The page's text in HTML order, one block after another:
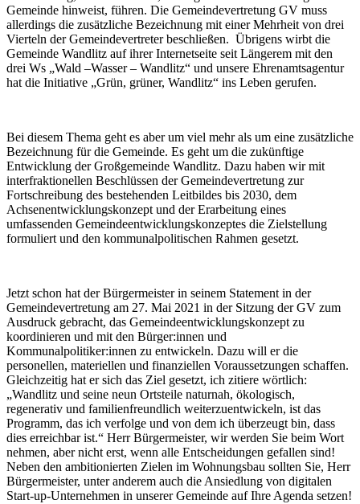
Gemeinde hinweist, führen. Die Gemeindevertretung GV muss
allerdings die zusätzliche Bezeichnung mit einer Mehrheit von drei
Vierteln der Gemeindevertreter beschließen. Übrigens wirbt die
Gemeinde Wandlitz auf ihrer Internetseite seit Längerem mit den
drei Ws „Wald –Wasser – Wandlitz“ und unsere Ehrenamtsagentur
hat die Initiative „Grün, grüner, Wandlitz“ ins Leben gerufen.
Bei diesem Thema geht es aber um viel mehr als um eine zusätzliche
Bezeichnung für die Gemeinde. Es geht um die zukünftige
Entwicklung der Großgemeinde Wandlitz. Dazu haben wir mit
interfraktionellen Beschlüssen der Gemeindevertretung zur
Fortschreibung des bestehenden Leitbildes bis 2030, dem
Achsenentwicklungskonzept und der Erarbeitung eines
umfassenden Gemeindeentwicklungskonzeptes die Zielstellung
formuliert und den kommunalpolitischen Rahmen gesetzt.
Jetzt schon hat der Bürgermeister in seinem Statement in der
Gemeindevertretung am 27. Mai 2021 in der Sitzung der GV zum
Ausdruck gebracht, das Gemeindeentwicklungskonzept zu
koordinieren und mit den Bürger:innen und
Kommunalpolitiker:innen zu entwickeln. Dazu will er die
personellen, materiellen und finanziellen Voraussetzungen schaffen.
Gleichzeitig hat er sich das Ziel gesetzt, ich zitiere wörtlich:
„Wandlitz und seine neun Ortsteile naturnah, ökologisch,
regenerativ und familienfreundlich weiterzuentwickeln, ist das
Programm, das ich verfolge und von dem ich überzeugt bin, dass
dies erreichbar ist.“ Herr Bürgermeister, wir werden Sie beim Wort
nehmen, aber nicht erst, wenn alle Entscheidungen gefallen sind!
Neben den ambitionierten Zielen im Wohnungsbau sollten Sie, Herr
Bürgermeister, unter anderem auch die Ansiedlung von digitalen
Start-up-Unternehmen in unserer Gemeinde auf Ihre Agenda setzen!